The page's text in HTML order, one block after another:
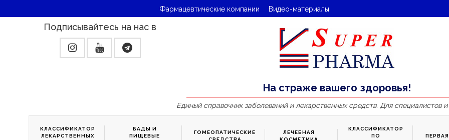
Фармацевтические компании Видео-материалы
Подписывайтесь на нас в
На страже вашего здоровья!
Единый справочник заболеваний и лекарственных средств. Для специалистов
КЛАССИФИКАТОР
ЛЕКАРСТВЕННЫХ
БАДЫ И
ПИЩЕВЫЕ
ГОМЕОПАТИЧЕСКИЕ
ЛЕЧЕБНАЯ
КЛАССИФИКАТОР
ПО